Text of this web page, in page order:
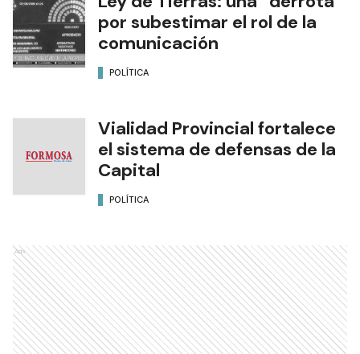
por subestimar el rol de la
comunicación
POLÍTICA
Vialidad Provincial fortalece
el sistema de defensas de la
Capital
POLÍTICA
Ads